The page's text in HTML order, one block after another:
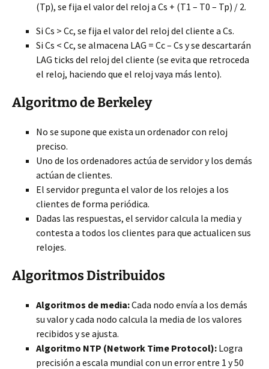
(Tp), se fija el valor del reloj a Cs + (T1 – T0 – Tp) / 2.
Si Cs > Cc, se fija el valor del reloj del cliente a Cs.
Si Cs < Cc, se almacena LAG = Cc – Cs y se descartarán
LAG ticks del reloj del cliente (se evita que retroceda
el reloj, haciendo que el reloj vaya más lento).
Algoritmo de Berkeley
No se supone que exista un ordenador con reloj
preciso.
Uno de los ordenadores actúa de servidor y los demás
actúan de clientes.
El servidor pregunta el valor de los relojes a los
clientes de forma periódica.
Dadas las respuestas, el servidor calcula la media y
contesta a todos los clientes para que actualicen sus
relojes.
Algoritmos Distribuidos
Algoritmos de media:Cada nodo envía a los demás
su valor y cada nodo calcula la media de los valores
recibidos y se ajusta.
Algoritmo NTP (Network Time Protocol): Logra
precisión a escala mundial con un error entre 1 y 50